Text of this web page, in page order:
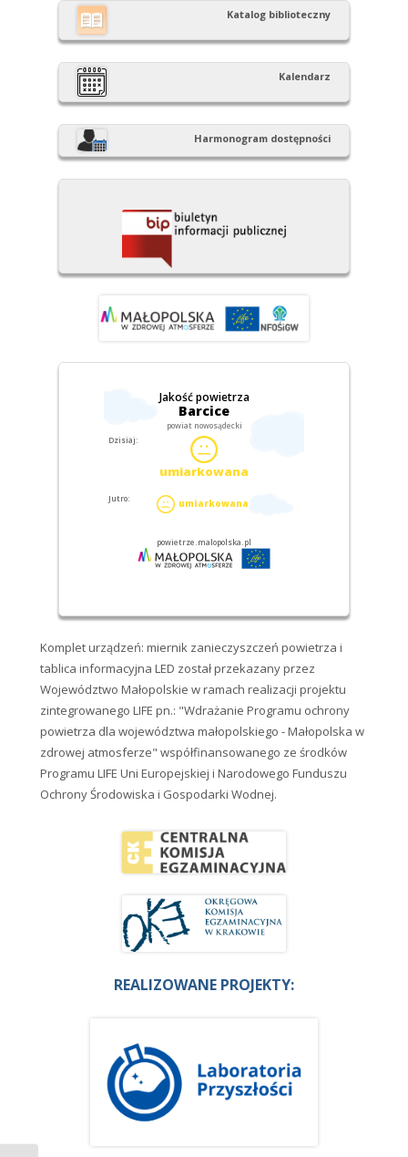
Katalog biblioteczny
Kalendarz
Harmonogram dostępności
Komplet urządzeń: miernik zanieczyszczeń powietrza i
tablica informacyjna LED został przekazany przez
Województwo Małopolskie w ramach realizacji projektu
zintegrowanego LIFE pn.: "Wdrażanie Programu ochrony
powietrza dla województwa małopolskiego - Małopolska w
zdrowej atmosferze" współfinansowanego ze środków
Programu LIFE Uni Europejskiej i Narodowego Funduszu
Ochrony Środowiska i Gospodarki Wodnej.
REALIZOWANE PROJEKTY: